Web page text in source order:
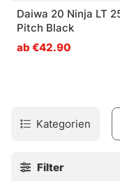
belastbar sein muss.
Als grobe
Light– 1000 bis 2000
– 2500 bis
– 6000 und
Eine Spinnrolle hält
wird. Nach dem
die Bremse
Rolle in
Daiwa 20 Ninja LT
Pitch Black
ab €42.90
Kategorien
Filter